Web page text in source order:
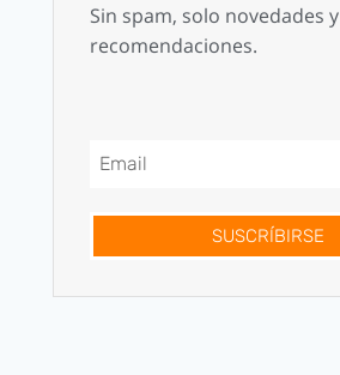
Sin spam, solo novedades y
recomendaciones.
SUSCRÍBIRSE